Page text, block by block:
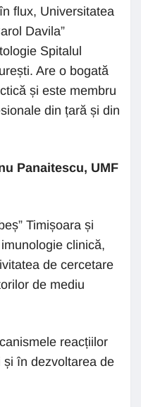
flux, Universitatea
Davila”
Spitalul
Are o bogată
și este membru
din țară și din
Panaitescu, UMF
Timișoara și
clinică,
de cercetare
de mediu
reacțiilor
în dezvoltarea de